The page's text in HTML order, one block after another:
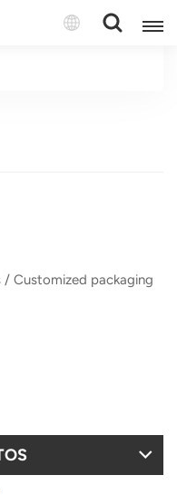
/ Customized packaging